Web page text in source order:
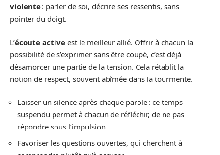
violente: parler de soi, décrire ses ressentis, sans
pointer du doigt.
L’écoute active est le meilleur allié. Offrir à chacun la
possibilité de s’exprimer sans être coupé, c’est déjà
désamorcer une partie de la tension. Cela rétablit la
notion de respect, souvent abîmée dans la tourmente.
Laisser un silence après chaque parole : ce temps
suspendu permet à chacun de réfléchir, de ne pas
répondre sous l’impulsion.
Favoriser les questions ouvertes, qui cherchent à